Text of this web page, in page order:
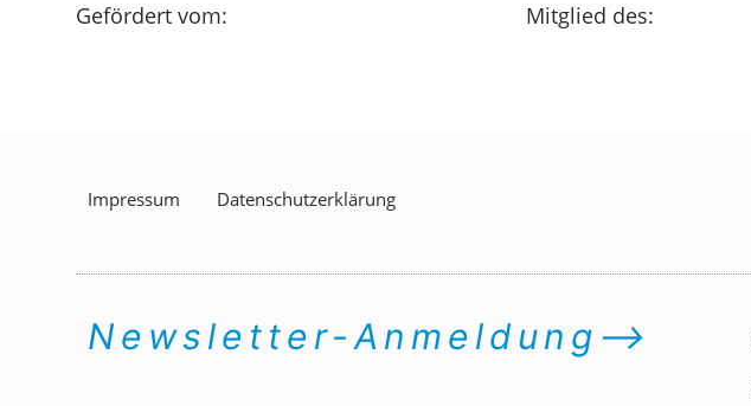
Gefördert vom: Mitglied des:
Impressum Datenschutzerklärung
Newsletter-Anmeldung⟶